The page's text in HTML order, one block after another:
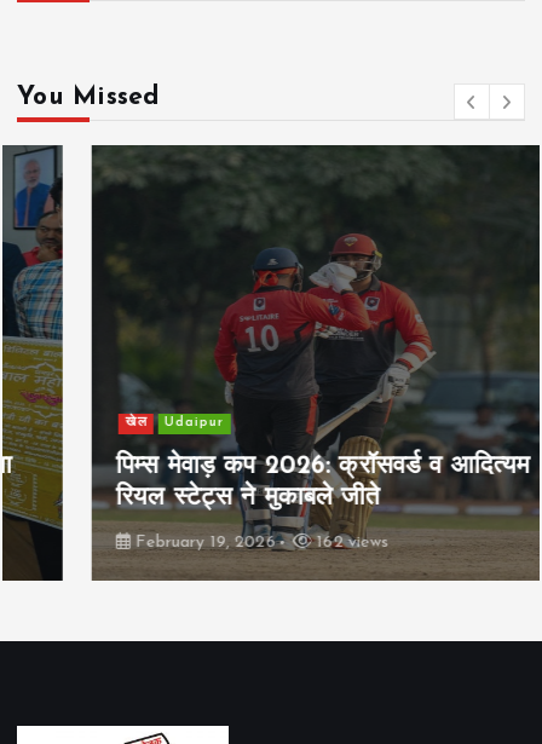
You Missed
खेल Udaipur
पिम्स मेवाड़ कप 2026: क्रॉसवर्ड व आदित्यम
रियल स्टेट्स ने मुकाबले जीते
February 19, 2026 162 views